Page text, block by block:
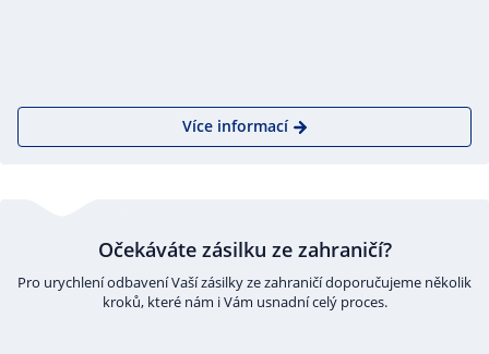
Více informací
Očekáváte zásilku ze zahraničí?
Pro urychlení odbavení Vaší zásilky ze zahraničí doporučujeme několik
kroků, které nám i Vám usnadní celý proces.